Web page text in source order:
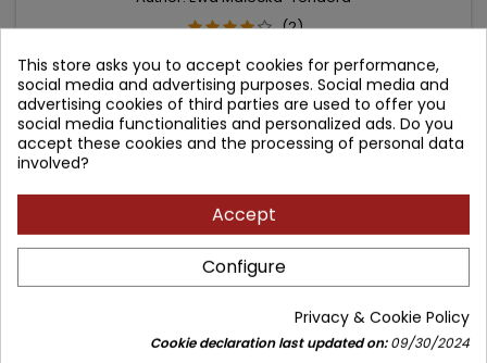
(2)
Podręcznik dla studentów medycyny
Price
139.90 złRegular
price
169.00 zł
 Add to cart
This store asks you to accept cookies for performance,
social media and advertising purposes. Social media and
advertising cookies of third parties are used to offer you
social media functionalities and personalized ads. Do you
accept these cookies and the processing of personal data
involved?
Accept
Configure
Privacy & Cookie Policy
Cookie declaration last updated on:09/30/2024